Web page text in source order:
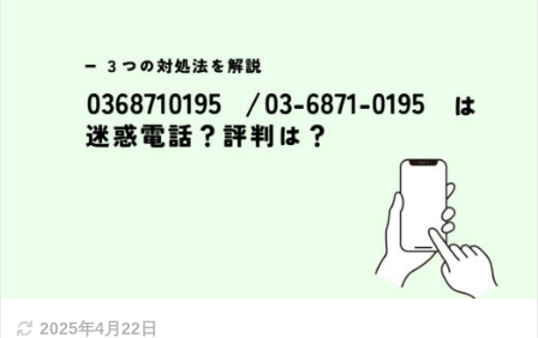
2025年4月22日